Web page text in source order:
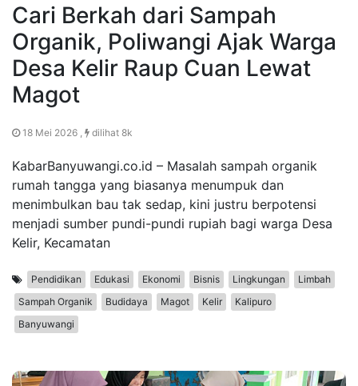
Cari Berkah dari Sampah
Organik, Poliwangi Ajak Warga
Desa Kelir Raup Cuan Lewat
Magot
18 Mei 2026 , dilihat 8k
KabarBanyuwangi.co.id – Masalah sampah organik
rumah tangga yang biasanya menumpuk dan
menimbulkan bau tak sedap, kini justru berpotensi
menjadi sumber pundi-pundi rupiah bagi warga Desa
Kelir, Kecamatan
Pendidikan Edukasi Ekonomi Bisnis Lingkungan
Limbah
Sampah Organik
Budidaya Magot Kelir
Kalipuro
Banyuwangi